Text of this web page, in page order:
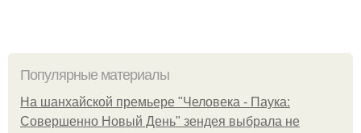
Популярные материалы
На шанхайской премьере "Человека - Паука:
Совершенно Новый День" зендея выбрала не